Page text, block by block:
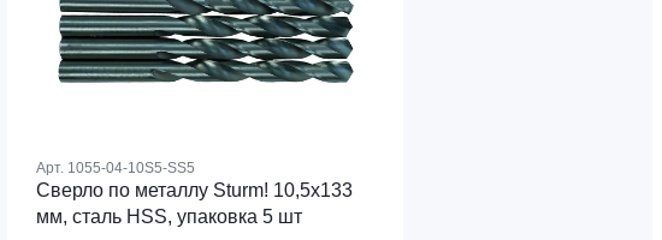
Арт. 1055-04-10S5-SS5
Сверло по металлу Sturm! 10,5х133
мм, сталь HSS, упаковка 5 шт